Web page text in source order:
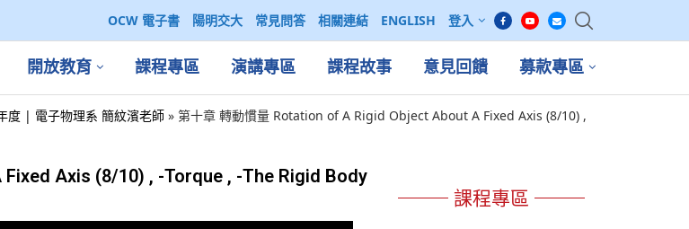
OCW 電子書 陽明交大 常見問答 相關連結 ENGLISH 登入
開放教育 課程專區 演講專區 課程故事 意見回饋 募款專區
度 | 電子物理系 簡紋濱老師 » 第十章 轉動慣量 Rotation of A Rigid Object About A Fixed Axis (8/10) ,
Axis (8/10) , -Torque , -The Rigid Body
課程專區